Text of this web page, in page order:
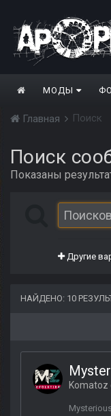
МОДЫ
Главная Поиск
Поиск
Показаны
Другие
НАЙДЕНО: 10
Komatoz